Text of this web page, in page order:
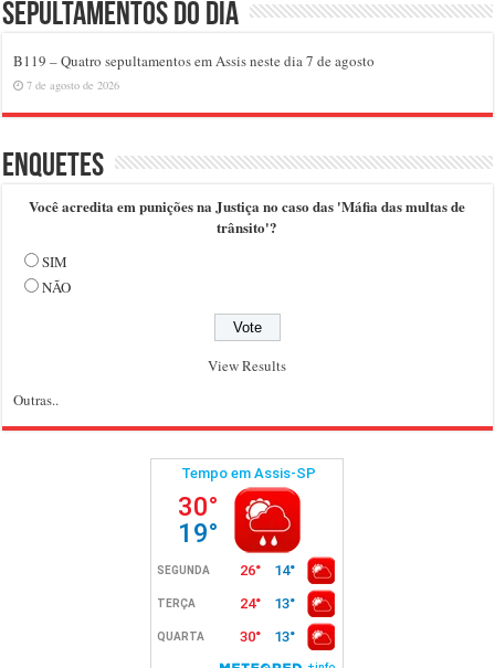
Sepultamentos do dia
B119 – Quatro sepultamentos em Assis neste dia 7 de agosto
7 de agosto de 2026
Enquetes
Você acredita em punições na Justiça no caso das 'Máfia das multas de
trânsito'?
SIM
NÃO
View Results
Outras..